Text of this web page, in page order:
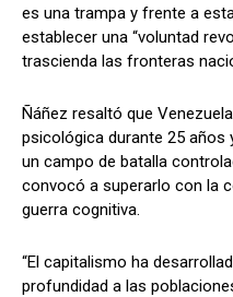
es una trampa y frente a
establecer una “voluntad
trascienda las fronteras
Ñáñez resaltó que
psicológica durante 25 años
un campo de batalla
convocó a superarlo con la
guerra cognitiva.
“El capitalismo ha
profundidad a las